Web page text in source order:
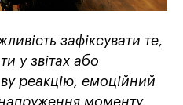
зафіксувати те,
у звітах або
реакцію, емоційний
напруження моменту.